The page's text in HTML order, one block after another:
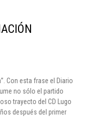
Con esta frase el Diario
no sólo el partido
trayecto del CD Lugo
después del primer